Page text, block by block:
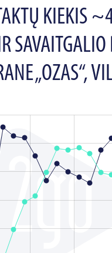
KIEKIS
„OZAS“,
by amCharts